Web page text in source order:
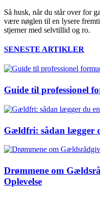
Så husk, når du står over for
være nøglen til en lysere
stjerner med selvtillid og ro.
SENESTE ARTIKLER
Guide til professionel
Gældfri: sådan lægger
Drømmene om
Oplevelse